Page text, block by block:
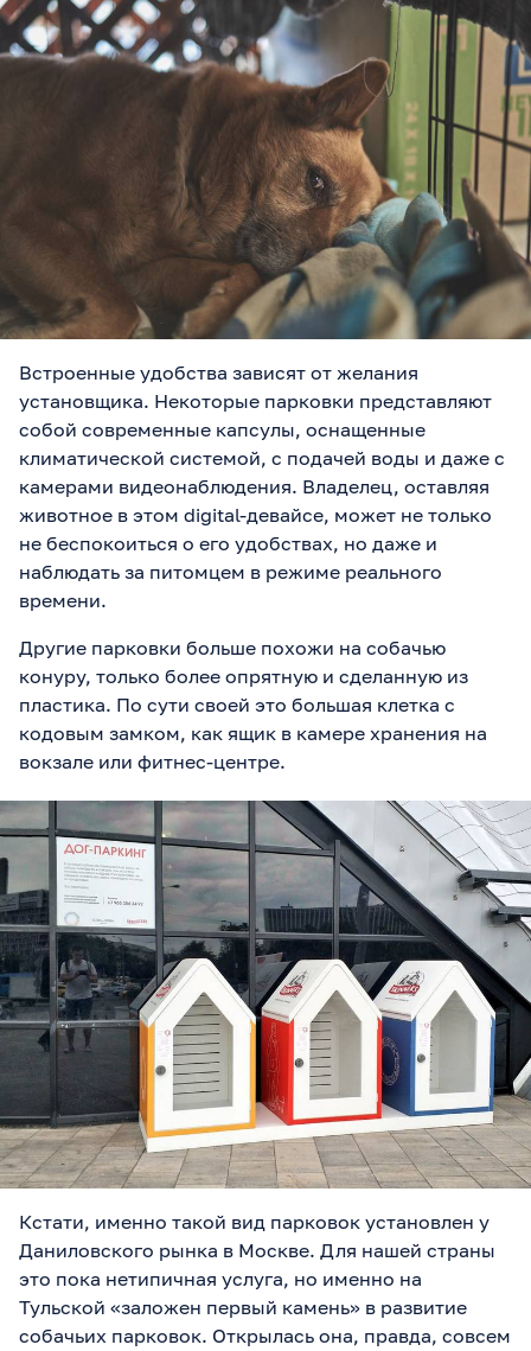
Встроенные удобства зависят от желания
установщика. Некоторые парковки представляют
собой современные капсулы, оснащенные
климатической системой, с подачей воды и даже с
камерами видеонаблюдения. Владелец, оставляя
животное в этом digital-девайсе, может не только
не беспокоиться о его удобствах, но даже и
наблюдать за питомцем в режиме реального
времени.
Другие парковки больше похожи на собачью
конуру, только более опрятную и сделанную из
пластика. По сути своей это большая клетка с
кодовым замком, как ящик в камере хранения на
вокзале или фитнес-центре.
Кстати, именно такой вид парковок установлен у
Даниловского рынка в Москве. Для нашей страны
это пока нетипичная услуга, но именно на
Тульской «заложен первый камень» в развитие
собачьих парковок. Открылась она, правда, совсем